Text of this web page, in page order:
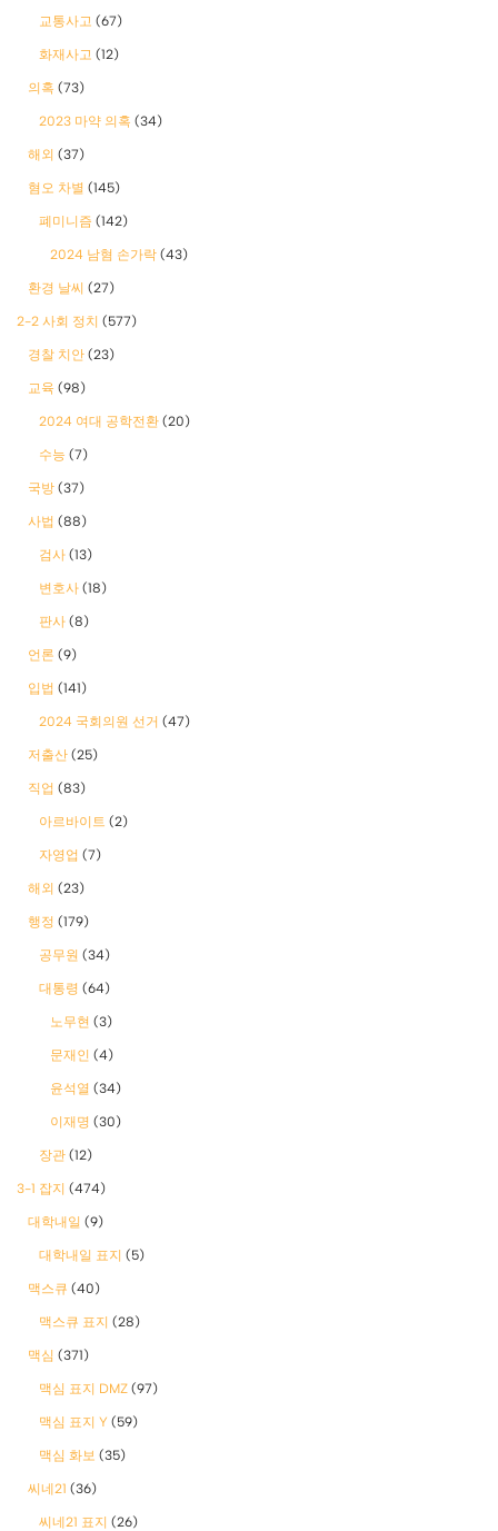
교통사고 (67)
화재사고 (12)
의혹 (73)
2023 마약 의혹 (34)
해외 (37)
혐오 차별 (145)
폐미니즘 (142)
2024 남혐 손가락 (43)
환경 날씨 (27)
2-2 사회 정치 (577)
경찰 치안 (23)
교육 (98)
2024 여대 공학전환 (20)
수능 (7)
국방 (37)
사법 (88)
검사 (13)
변호사 (18)
판사 (8)
언론 (9)
입법 (141)
2024 국회의원 선거 (47)
저출산 (25)
직업 (83)
아르바이트 (2)
자영업 (7)
해외 (23)
행정 (179)
공무원 (34)
대통령 (64)
노무현 (3)
문재인 (4)
윤석열 (34)
이재명 (30)
장관 (12)
3-1 잡지 (474)
대학내일 (9)
대학내일 표지 (5)
맥스큐 (40)
맥스큐 표지 (28)
맥심 (371)
맥심 표지 DMZ (97)
맥심 표지 Y (59)
맥심 화보 (35)
씨네21 (36)
씨네21 표지 (26)